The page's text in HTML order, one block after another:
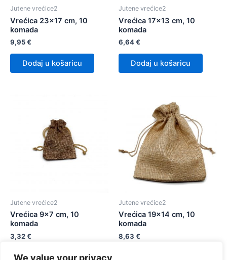
We value your privacy
Jutene vrećice2
Vrećica 23×17 cm, 10
komada
9,95€
Dodaj u košaricu
Jutene vrećice2
Vrećica 17×13 cm, 10
komada
6,64€
Dodaj u košaricu
Jutene vrećice2
Vrećica 9×7 cm, 10
komada
3,32€
Dodaj u košaricu
Jutene vrećice2
Vrećica 19×14 cm, 10
komada
8,63 €